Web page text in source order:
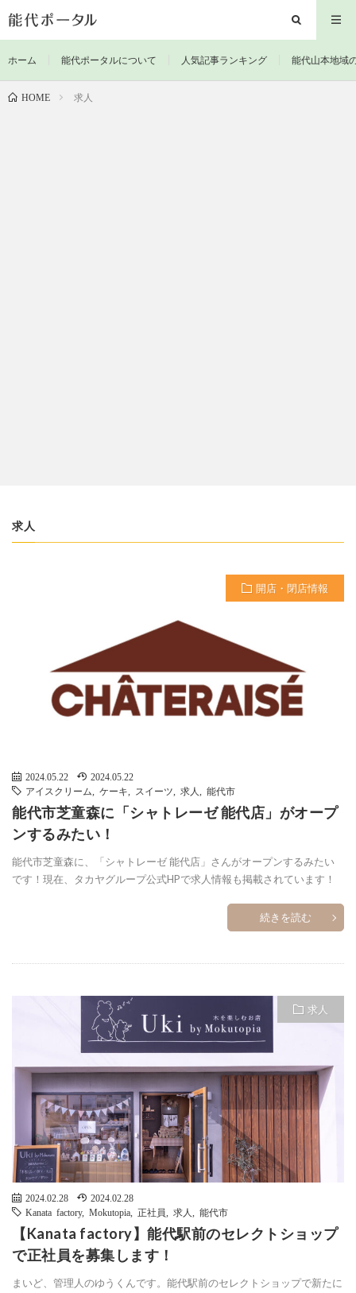
ホーム 能代ポータルについて 人気記事ランキング 能代山本地域
HOME 求人
求人
開店・閉店情報
2024.05.22
2024.05.22
アイスクリーム
ケーキ スイーツ 求人 能代市
能代市芝童森に「シャトレーゼ 能代店」がオープ
ンするみたい！
能代市芝童森に、「シャトレーゼ 能代店」さんがオープンするみたい
です！現在、タカヤグループ公式HPで求人情報も掲載されています！
続きを読む
求人
2024.02.28
2024.02.28
Kanata factory, Mokutopia 正社員 求人 能代市
【Kanata factory】能代駅前のセレクトショップ
で正社員を募集します！
まいど、管理人のゆうくんです。能代駅前のセレクトショップで新たに